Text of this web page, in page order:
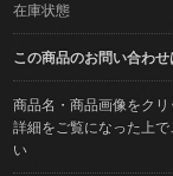
在庫状態
この商品のお問い合わせ
商品名・商品画像をクリ
詳細をご覧になった上で
い